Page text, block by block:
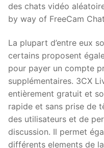
des chats vidéo
by way of FreeCam
La plupart d’entre eux
certains proposent
pour payer un compte
supplémentaires. 3CX
entièrement gratuit et
rapide et sans prise de
des utilisateurs et de
discussion. Il permet
différents elements de